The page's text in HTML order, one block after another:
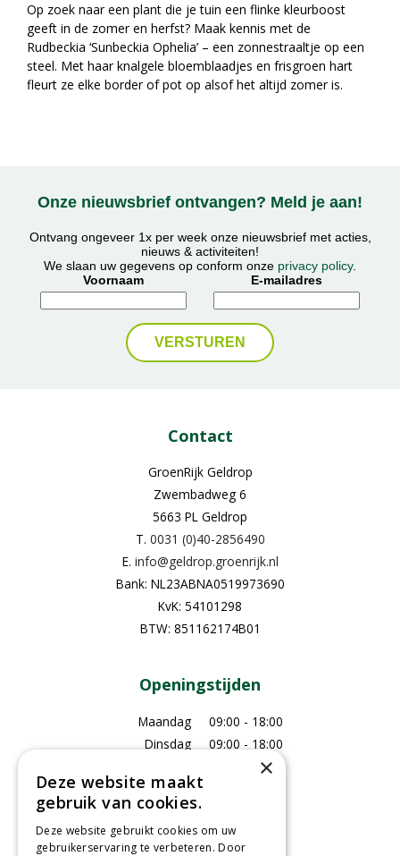
Op zoek naar een plant die je tuin een flinke kleurboost
geeft in de zomer en herfst? Maak kennis met de
Rudbeckia ‘Sunbeckia Ophelia’ – een zonnestraaltje op een
steel. Met haar knalgele bloemblaadjes en frisgroen hart
fleurt ze elke border of pot op alsof het altijd zomer is.
Onze nieuwsbrief ontvangen? Meld je aan!
Ontvang ongeveer 1x per week onze nieuwsbrief met acties,
nieuws & activiteiten!
We slaan uw gegevens op conform onze privacy policy.
Voornaam
E-mailadres
Contact
GroenRijk Geldrop
Zwembadweg 6
5663 PL Geldrop
T. 0031 (0)40-2856490
E. info@geldrop.groenrijk.nl
Bank: NL23ABNA0519973690
KvK: 54101298
BTW: 851162174B01
Openingstijden
Maandag
09:00 - 18:00
Dinsdag
09:00 - 18:00
09:00 - 18:00
Donderdag
Vrijdag
Zaterdag
09:00 - 17:00
×
Deze website maakt
gebruik van cookies.
Deze website gebruikt cookies om uw
gebruikerservaring te verbeteren. Door